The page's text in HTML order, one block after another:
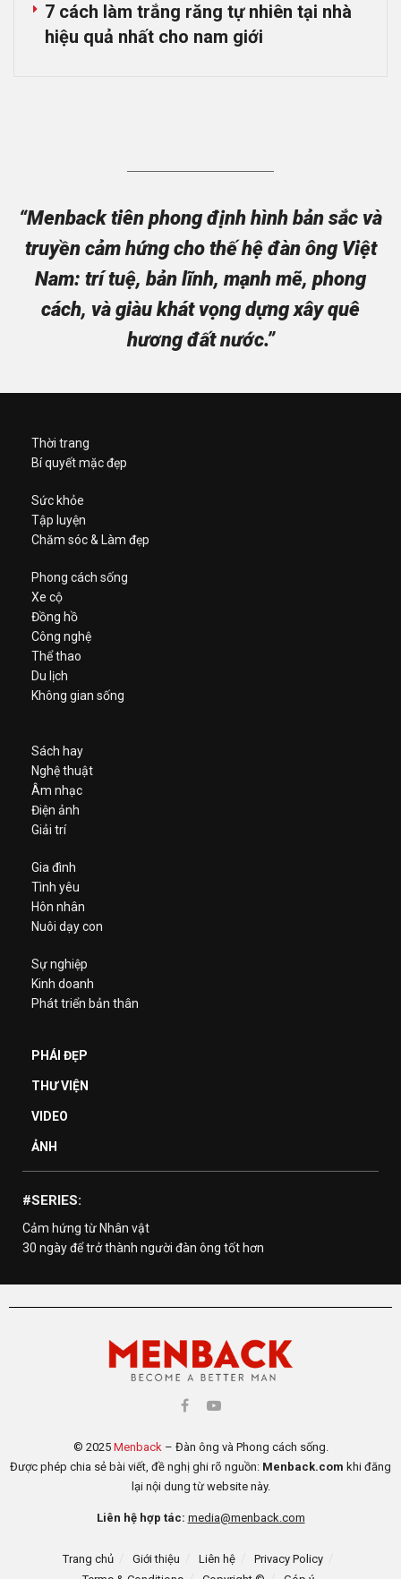
7 cách làm trắng răng tự nhiên tại nhà
hiệu quả nhất cho nam giới
“Menback tiên phong định hình bản sắc và
truyền cảm hứng cho thế hệ đàn ông Việt
Nam: trí tuệ, bản lĩnh, mạnh mẽ, phong
cách, và giàu khát vọng dựng xây quê
hương đất nước.”
Thời trang
Bí quyết mặc đẹp
Sức khỏe
Tập luyện
Chăm sóc & Làm đẹp
Phong cách sống
Xe cộ
Đồng hồ
Công nghệ
Thể thao
Du lịch
Không gian sống
Sách hay
Nghệ thuật
Âm nhạc
Điện ảnh
Giải trí
Gia đình
Tình yêu
Hôn nhân
Nuôi dạy con
Sự nghiệp
Kinh doanh
Phát triển bản thân
PHÁI ĐẸP
THƯ VIỆN
VIDEO
ẢNH
#SERIES:
Cảm hứng từ Nhân vật
30 ngày để trở thành người đàn ông tốt hơn
© 2025 Menback– Đàn ông và Phong cách sống.
Được phép chia sẻ bài viết, đề nghị ghi rõ nguồn: Menback.com khi đăng
lại nội dung từ website này.
Liên hệ hợp tác: media@menback.com
Trang chủ Giới thiệu Liên hệ
Privacy Policy